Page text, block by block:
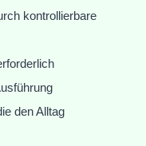
kontrollierbare
den Alltag